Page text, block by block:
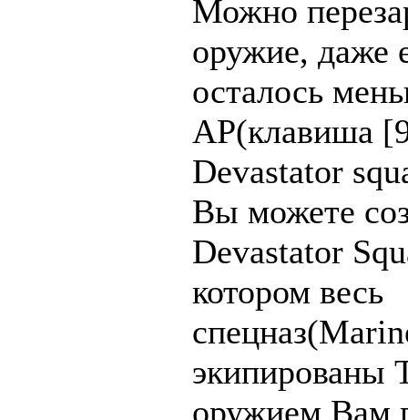
Можно
оружие, даже
осталось
AP(клавиша
Devastator
Вы можете
Devastator
котором весь
оружием Вам